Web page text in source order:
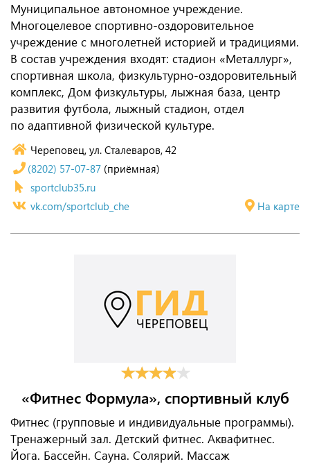
Муниципальное автономное учреждение.
Многоцелевое спортивно-оздоровительное
учреждение с многолетней историей и традициями.
В состав учреждения входят: стадион «Металлург»,
спортивная школа, физкультурно-оздоровительный
комплекс, Дом физкультуры, лыжная база, центр
развития футбола, лыжный стадион, отдел
по адаптивной физической культуре.
Череповец, ул. Сталеваров, 42
На карте
(8202) 57-07-87 (приёмная)
sportclub35.ru
vk.com/sportclub_che
«Фитнес Формула», спортивный клуб
Фитнес (групповые и индивидуальные программы).
Тренажерный зал. Детский фитнес. Аквафитнес.
Йога. Бассейн. Сауна. Солярий. Массаж